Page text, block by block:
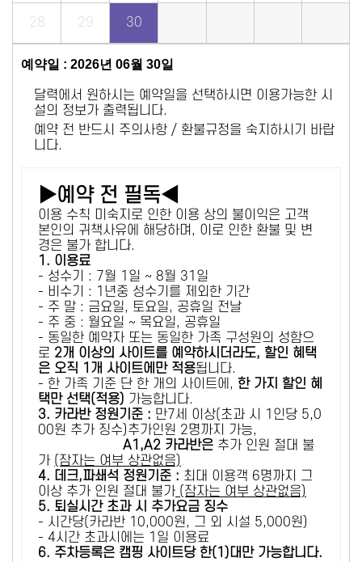
28 29 30
예약일 : 2026년 06월 30일
달력에서 원하시는 예약일을 선택하시면 이용가능한 시
설의 정보가 출력됩니다.
예약 전 반드시 주의사항 / 환불규정을 숙지하시기 바랍
니다.
▶예약 전 필독◀
이용 수칙 미숙지로 인한 이용 상의 불이익은 고객
본인의 귀책사유에 해당하며, 이로 인한 환불 및 변
경은 불가 합니다.
1. 이용료
- 성수기 : 7월 1일 ~ 8월 31일
- 비수기 : 1년중 성수기를 제외한 기간
- 주 말 : 금요일, 토요일, 공휴일 전날
- 주 중 : 월요일 ~ 목요일, 공휴일
- 동일한 예약자 또는 동일한 가족 구성원의 성함으
로 2개 이상의 사이트를 예약하시더라도, 할인 혜택
은 오직 1개 사이트에만 적용됩니다.
- 한 가족 기준 단 한 개의 사이트에, 한 가지 할인 혜
택만 선택(적용) 가능합니다.
3. 카라반 정원기준 : 만7세 이상(초과 시 1인당 5,0
00원 추가 징수)추가인원 2명까지 가능,
A1,A2 카라반은 추가 인원 절대 불
가 (잠자는 여부 상관없음)
4. 데크,파쇄석 정원기준 : ​최대 이용객 6명까지 그
이상 추가 인원 절대 불가 (잠자는 여부 상관없음)
5. 퇴실시간 초과 시 추가요금 징수
- 시간당(카라반 10,000원, 그 외 시설 5,000원)
- 4시간 초과시에는 1일 이용료
6. 주차등록은 캠핑 사이트당 한(1)대만 가능합니다.